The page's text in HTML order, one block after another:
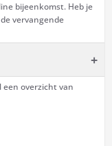
bijeenkomst. Heb je
vervangende
+
een overzicht van